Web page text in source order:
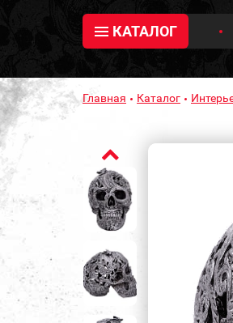
КАТАЛОГ
Главная Каталог